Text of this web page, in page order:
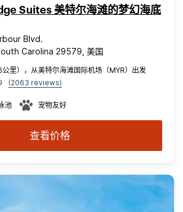
Suites 美特尔海滩的梦幻海底
Blvd.
Carolina 29579, 美国
里），从美特尔海滩国际机场（MYR）出发
(2063 reviews)
池 宠物友好
查看价格